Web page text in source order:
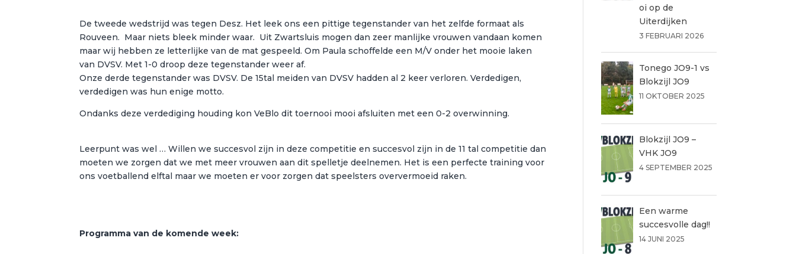
De tweede wedstrijd was tegen Desz. Het leek ons een pittige tegenstander van het zelfde formaat als
Rouveen. Maar niets bleek minder waar. Uit Zwartsluis mogen dan zeer manlijke vrouwen vandaan komen
maar wij hebben ze letterlijke van de mat gespeeld. Om Paula schoffelde een M/V onder het mooie laken
van DVSV. Met 1-0 droop deze tegenstander weer af.
Onze derde tegenstander was DVSV. De 15tal meiden van DVSV hadden al 2 keer verloren. Verdedigen,
verdedigen was hun enige motto.
Ondanks deze verdediging houding kon VeBlo dit toernooi mooi afsluiten met een 0-2 overwinning.
Leerpunt was wel … Willen we succesvol zijn in deze competitie en succesvol zijn in de 11 tal competitie dan
moeten we zorgen dat we met meer vrouwen aan dit spelletje deelnemen. Het is een perfecte training voor
ons voetballend elftal maar we moeten er voor zorgen dat speelsters oververmoeid raken.
Programma van de komende week:
oi op de
Uiterdijken
3 FEBRUARI 2026
Tonego JO9-1 vs
Blokzijl JO9
11 OKTOBER 2025
Blokzijl JO9 –
VHK JO9
4 SEPTEMBER 2025
Een warme
succesvolle dag!!
14 JUNI 2025